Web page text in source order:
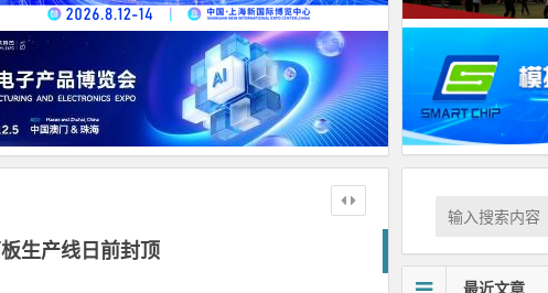
生产线日前封顶
最近文章